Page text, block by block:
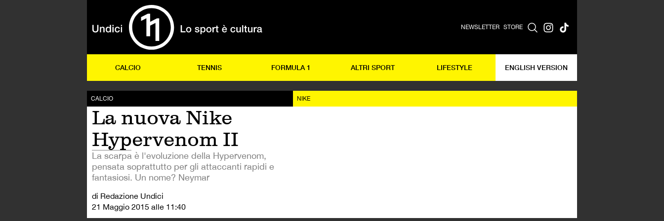
NEWSLETTER STORE
CALCIO TENNIS FORMULA 1 ALTRI SPORT LIFESTYLE ENGLISH VERSION
CALCIO
La nuova Nike
Hypervenom II
La scarpa è l'evoluzione della Hypervenom,
pensata soprattutto per gli attaccanti rapidi e
fantasiosi. Un nome? Neymar
di Redazione Undici
21 Maggio 2015 alle 11:40
NIKE